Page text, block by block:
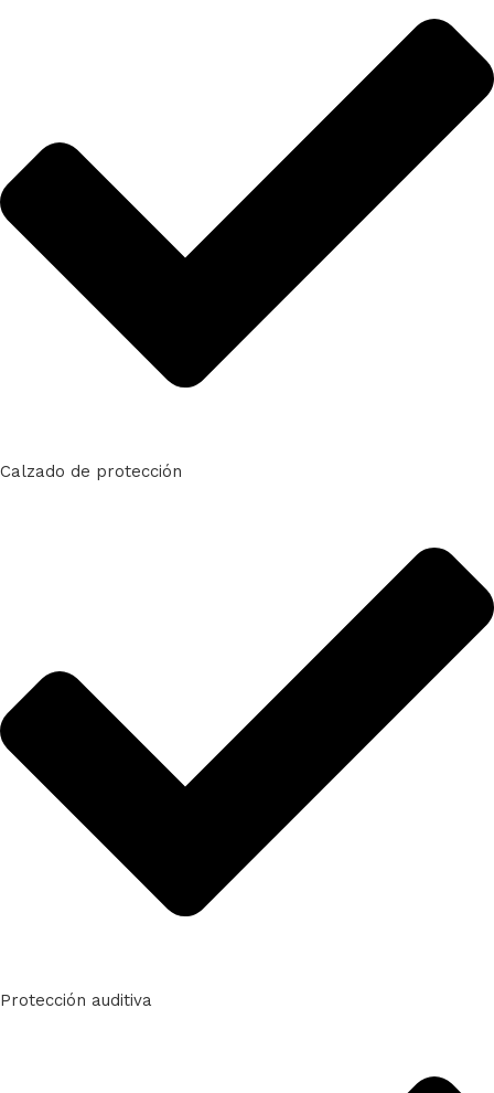
Calzado de protección
Protección auditiva